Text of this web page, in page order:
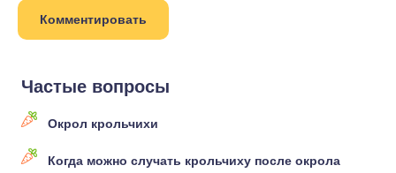
Частые вопросы
Окрол крольчихи
Когда можно случать крольчиху после окрола